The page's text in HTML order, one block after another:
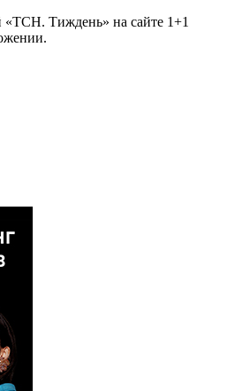
«ТСН. Тиждень» на сайте 1+1